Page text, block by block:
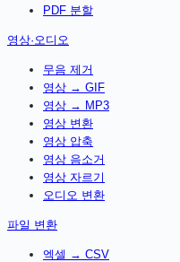
PDF 분할
영상·오디오
무음 제거
영상 → GIF
영상 → MP3
영상 변환
영상 압축
영상 음소거
영상 자르기
오디오 변환
파일 변환
엑셀 → CSV